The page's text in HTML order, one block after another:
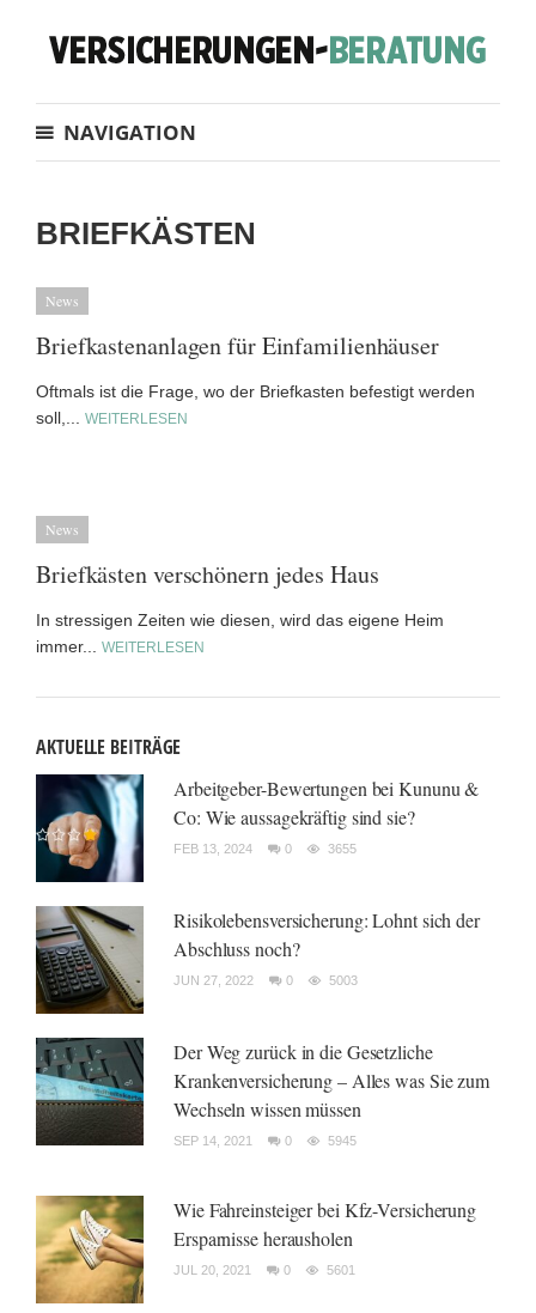
NAVIGATION
BRIEFKÄSTEN
News
Briefkastenanlagen für Einfamilienhäuser
Oftmals ist die Frage, wo der Briefkasten befestigt werden
soll,... WEITERLESEN
News
Briefkästen verschönern jedes Haus
In stressigen Zeiten wie diesen, wird das eigene Heim
immer... WEITERLESEN
AKTUELLE BEITRÄGE
Arbeitgeber-Bewertungen bei Kununu &
Co: Wie aussagekräftig sind sie?
FEB 13, 2024 0 3655
Risikolebensversicherung: Lohnt sich der
Abschluss noch?
JUN 27, 2022 0 5003
Der Weg zurück in die Gesetzliche
Krankenversicherung – Alles was Sie zum
Wechseln wissen müssen
SEP 14, 2021 0 5945
Wie Fahreinsteiger bei Kfz-Versicherung
Ersparnisse herausholen
JUL 20, 2021 0 5601